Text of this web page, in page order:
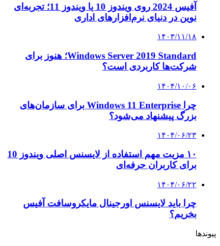
آفیس 2024 روی ویندوز 10 یا ویندوز 11؛ تجربه‌ای
نوین در دنیای نرم‌افزارهای اداری
۱۴۰۳/۱۱/۱۸
Windows Server 2019 Standard؛ هنوز برای
شرکت‌ها کاربردی است؟
۱۴۰۴/۱۰/۰۶
چرا Windows 11 Enterprise برای سازمان‌های
بزرگ پیشنهاد می‌شود؟
۱۴۰۴/۰۶/۲۳
۱۰ مزیت مهم استفاده از لایسنس اصلی ویندوز 10
برای کاربران حرفه‌ای
۱۴۰۴/۰۶/۲۲
چرا باید لایسنس اورجینال مایکروسافت آفیس
بخریم؟
پیوندها